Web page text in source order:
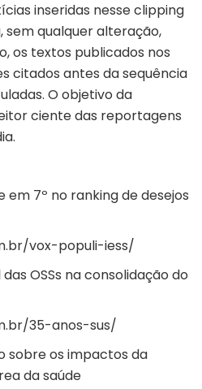
inseridas nesse clipping
qualquer alteração,
os textos publicados nos
citados antes da sequência
O objetivo da
ciente das reportagens
em 7º no ranking de desejos
vox-populi-iess/
OSSs na consolidação do
35-anos-sus/
sobre os impactos da
da saúde